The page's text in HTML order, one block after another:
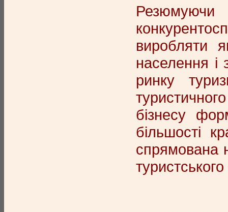
виробляти
населення і
ринку
бізнесу
більшості
спрямована